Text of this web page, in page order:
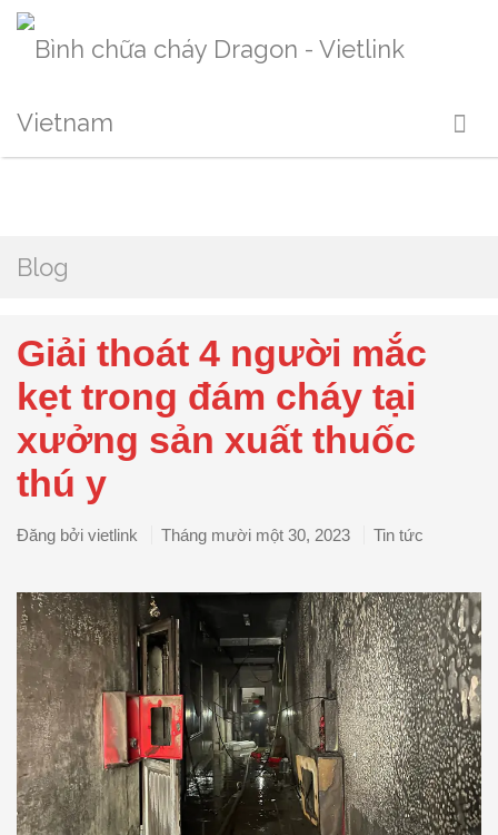
Blog
Giải thoát 4 người mắc
kẹt trong đám cháy tại
xưởng sản xuất thuốc
thú y
Đăng bởi vietlink Tháng mười một 30, 2023 Tin tức